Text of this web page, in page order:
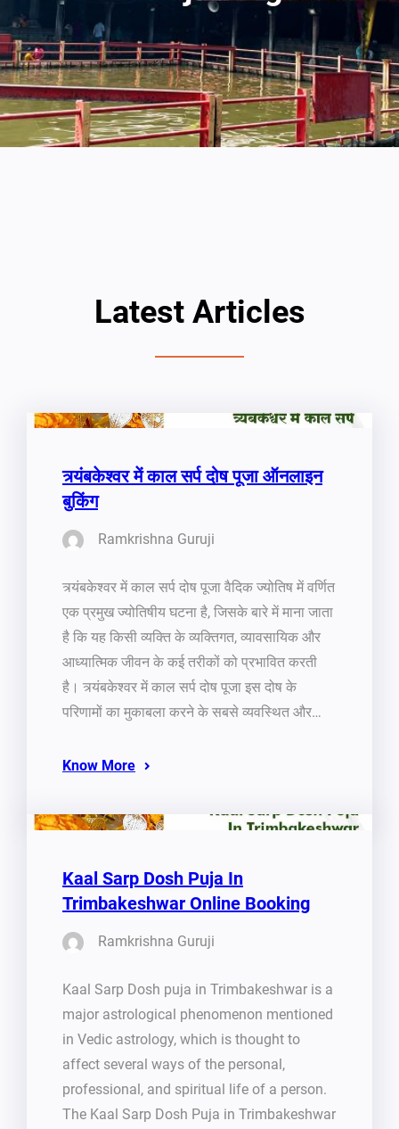
Latest Articles
त्र्यंबकेश्वर में काल सर्प दोष पूजा ऑनलाइन
बुकिंग
Ramkrishna Guruji
त्र्यंबकेश्वर में काल सर्प दोष पूजा वैदिक ज्योतिष में वर्णित
एक प्रमुख ज्योतिषीय घटना है, जिसके बारे में माना जाता
है कि यह किसी व्यक्ति के व्यक्तिगत, व्यावसायिक और
आध्यात्मिक जीवन के कई तरीकों को प्रभावित करती
है। त्र्यंबकेश्वर में काल सर्प दोष पूजा इस दोष के
परिणामों का मुकाबला करने के सबसे व्यवस्थित और…
Know More
Kaal Sarp Dosh Puja In
Trimbakeshwar Online Booking
Ramkrishna Guruji
Kaal Sarp Dosh puja in Trimbakeshwar is a
major astrological phenomenon mentioned
in Vedic astrology, which is thought to
affect several ways of the personal,
professional, and spiritual life of a person.
The Kaal Sarp Dosh Puja in Trimbakeshwar